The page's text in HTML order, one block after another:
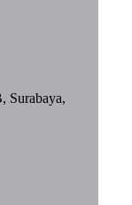
Surabaya,